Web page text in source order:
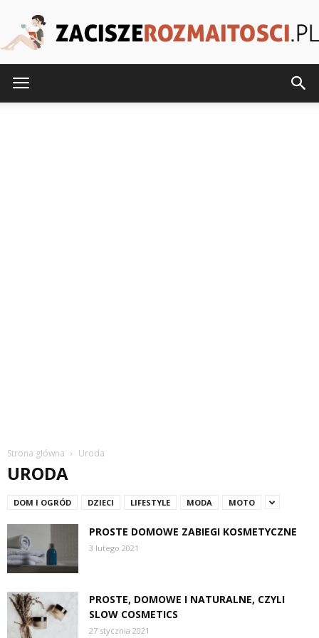
Strona główna Uroda
URODA
DOM I OGRÓD DZIECI LIFESTYLE MODA MOTO
PROSTE DOMOWE ZABIEGI KOSMETYCZNE
3 lutego 2021
PROSTE, DOMOWE I NATURALNE, CZYLI
SLOW COSMETICS
27 stycznia 2021